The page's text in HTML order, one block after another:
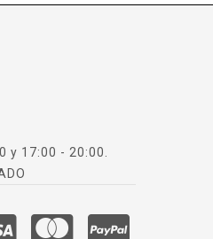
y 17:00 - 20:00.